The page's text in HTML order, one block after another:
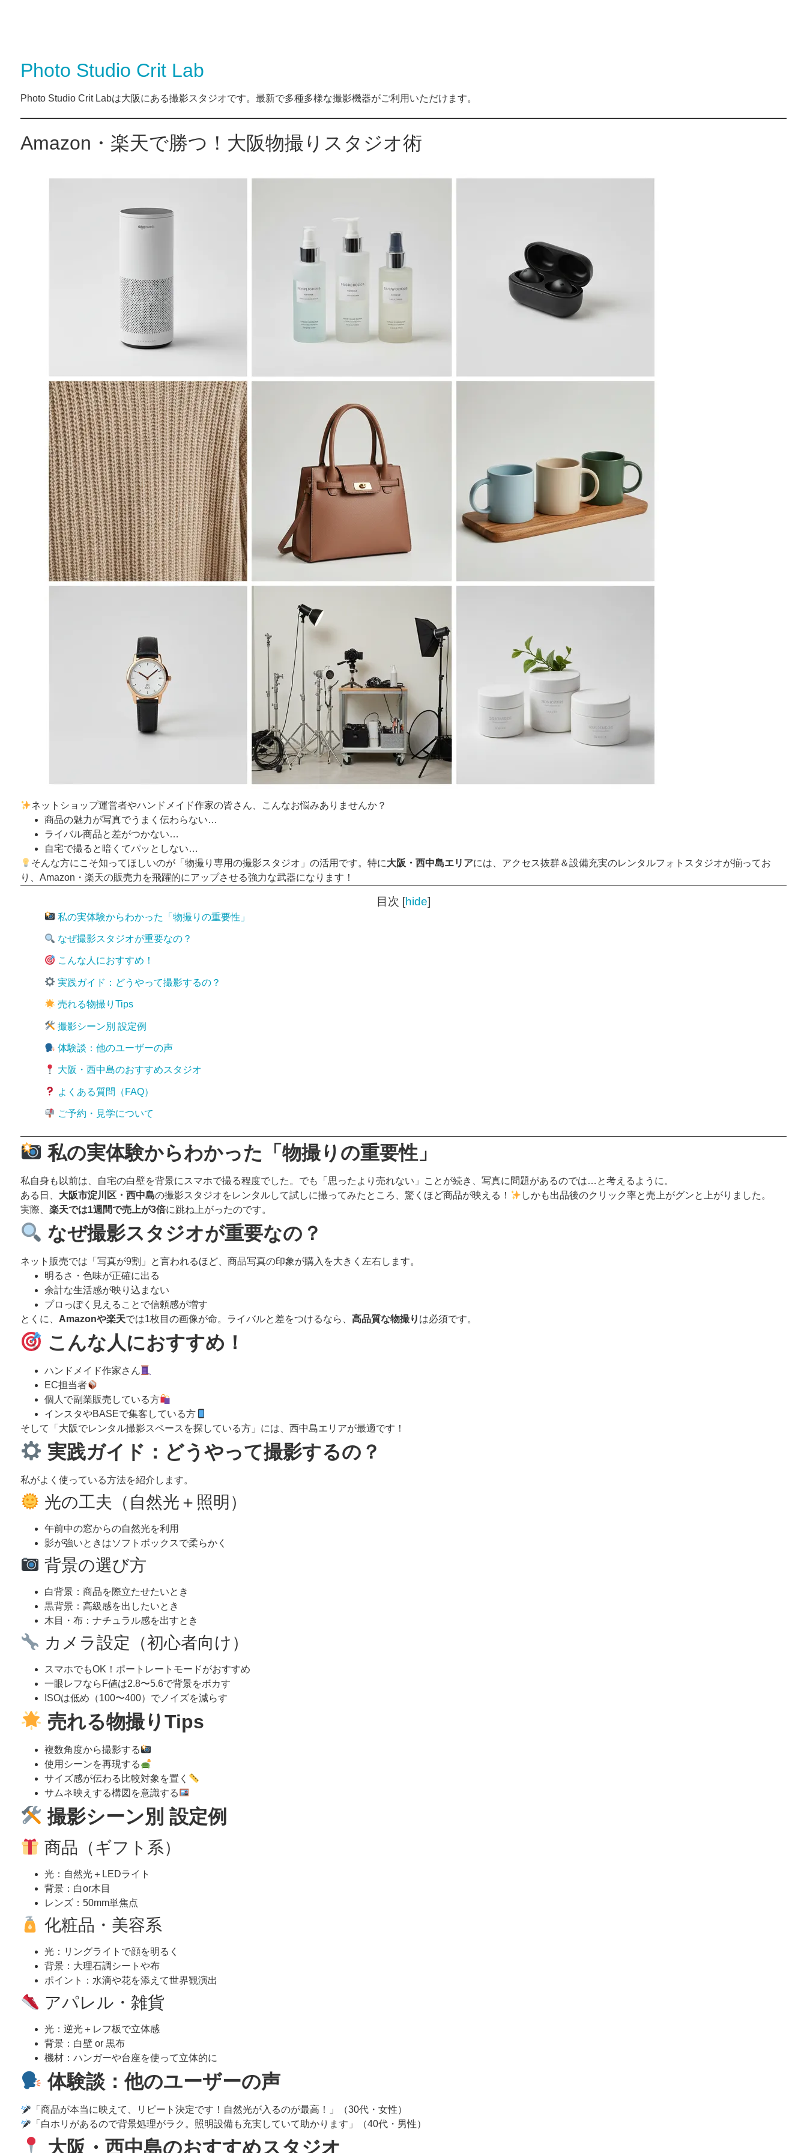
Photo Studio Crit Lab
Photo Studio Crit Labは大阪にある撮影スタジオです。最新で多種多様な撮影機器がご利用いただけます。
Amazon・楽天で勝つ！大阪物撮りスタジオ術
ネットショップ運営者やハンドメイド作家の皆さん、こんなお悩みありませんか？
商品の魅力が写真でうまく伝わらない…
ライバル商品と差がつかない…
自宅で撮ると暗くてパッとしない…
そんな方にこそ知ってほしいのが「物撮り専用の撮影スタジオ」の活用です。特に大阪・西中島エリアには、アクセス抜群＆設備充実のレンタルフォトスタジオが揃ってお
り、Amazon・楽天の販売力を飛躍的にアップさせる強力な武器になります！
目次 [hide]
私の実体験からわかった「物撮りの重要性」
なぜ撮影スタジオが重要なの？
こんな人におすすめ！
実践ガイド：どうやって撮影するの？
売れる物撮りTips
撮影シーン別 設定例
体験談：他のユーザーの声
大阪・西中島のおすすめスタジオ
よくある質問（FAQ）
ご予約・見学について
私の実体験からわかった「物撮りの重要性」
私自身も以前は、自宅の白壁を背景にスマホで撮る程度でした。でも「思ったより売れない」ことが続き、写真に問題があるのでは…と考えるように。
ある日、 大阪市淀川区・西中島の撮影スタジオをレンタルして試しに撮ってみたところ、驚くほど商品が映える！
しかも出品後のクリック率と売上がグンと上がりました。
実際、 楽天では1週間で売上が3倍に跳ね上がったのです。
なぜ撮影スタジオが重要なの？
ネット販売では「写真が9割」と言われるほど、商品写真の印象が購入を大きく左右します。
明るさ・色味が正確に出る
余計な生活感が映り込まない
プロっぽく見えることで信頼感が増す
とくに、 Amazonや楽天では1枚目の画像が命。ライバルと差をつけるなら、 高品質な物撮り は必須です。
こんな人におすすめ！
ハンドメイド作家さん
EC担当者
個人で副業販売している方
インスタやBASEで集客している方
そして「大阪でレンタル撮影スペースを探している方」には、西中島エリアが最適です！
実践ガイド：どうやって撮影するの？
私がよく使っている方法を紹介します。
光の工夫（自然光＋照明）
午前中の窓からの自然光を利用
影が強いときはソフトボックスで柔らかく
背景の選び方
白背景：商品を際立たせたいとき
黒背景：高級感を出したいとき
木目・布：ナチュラル感を出すとき
カメラ設定（初心者向け）
スマホでもOK！ポートレートモードがおすすめ
一眼レフならF値は2.8〜5.6で背景をボカす
ISOは低め（100〜400）でノイズを減らす
売れる物撮りTips
複数角度から撮影する
使用シーンを再現する
サイズ感が伝わる比較対象を置く
サムネ映えする構図を意識する
撮影シーン別 設定例
商品（ギフト系）
光：自然光＋LEDライト
背景：白or木目
レンズ：50mm単焦点
化粧品・美容系
光：リングライトで顔を明るく
背景：大理石調シートや布
ポイント：水滴や花を添えて世界観演出
アパレル・雑貨
光：逆光＋レフ板で立体感
背景：白壁 or 黒布
機材：ハンガーや台座を使って立体的に
体験談：他のユーザーの声
「商品が本当に映えて、リピート決定です！自然光が入るのが最高！」（30代・女性）
「白ホリがあるので背景処理がラク。照明設備も充実していて助かります」（40代・男性）
大阪・西中島のおすすめスタジオ